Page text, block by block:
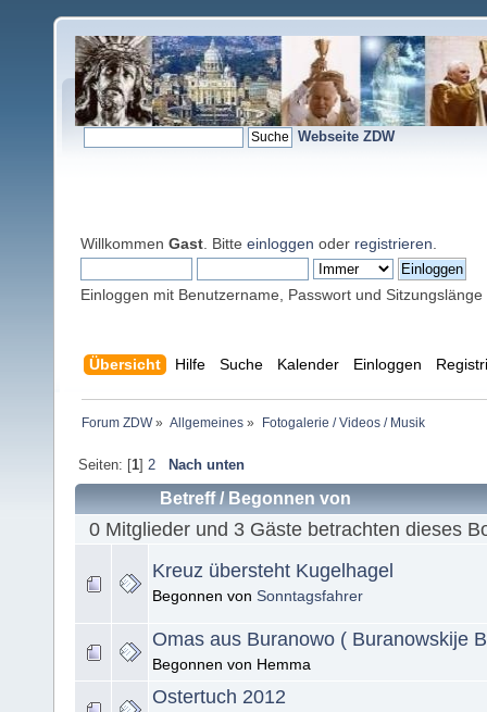
Webseite ZDW
Willkommen Gast . Bitte einloggen oder registrieren
Einloggen mit Benutzername, Passwort und Sitzungslänge
Übersicht Hilfe Suche Kalender Einloggen
Forum ZDW» Allgemeines » Fotogalerie / Videos / Musik
Seiten: [1] 2 Nach unten
Betreff/ Begonnen von
0 Mitglieder und 3 Gäste betrachten dieses
Kreuz übersteht Kugelhagel
Begonnen von Sonntagsfahrer
Omas aus Buranowo ( Buranowskije
Begonnen von Hemma
Ostertuch 2012